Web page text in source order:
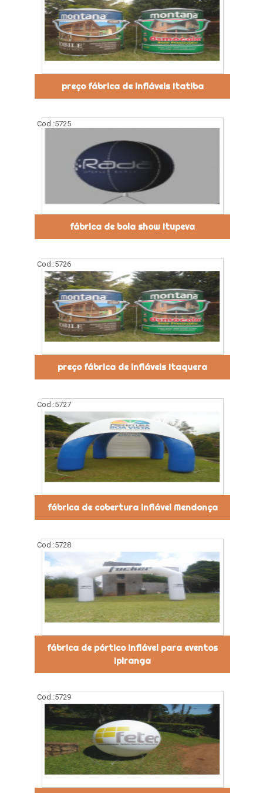
preço fábrica de infláveis Itatiba
Cod.:5725
fábrica de bola show Itupeva
Cod.:5726
preço fábrica de infláveis Itaquera
Cod.:5727
fábrica de cobertura inflável Mendonça
Cod.:5728
fábrica de pórtico inflável para eventos
Ipiranga
Cod.:5729